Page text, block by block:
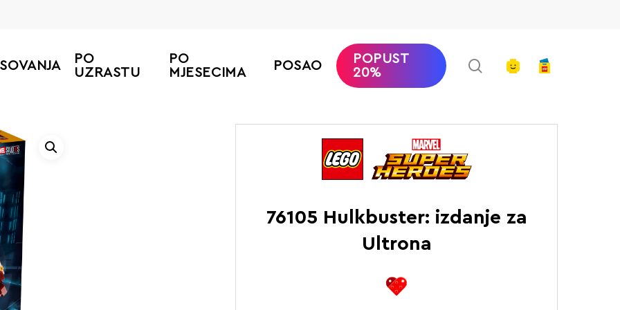
PO
UZRASTU
PO
MJESECIMA
POSAO
POPUST
20%
searchaccount
76105 Hulkbuster: izdanje za
Ultrona